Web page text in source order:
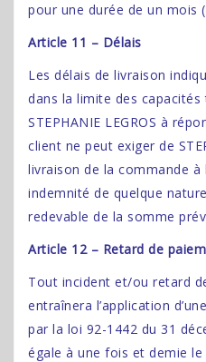
pour une durée de un mois
Article 11 – Délais
Les délais de livraison
dans la limite des
STEPHANIE LEGROS à
client ne peut exiger de
livraison de la commande à
indemnité de quelque
redevable de la somme
Article 12 – Retard de
Tout incident et/ou retard
entraînera l’application
par la loi 92-1442 du 31
égale à une fois et demie le